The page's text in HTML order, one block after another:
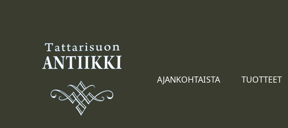
AJANKOHTAISTA TUOTTEET